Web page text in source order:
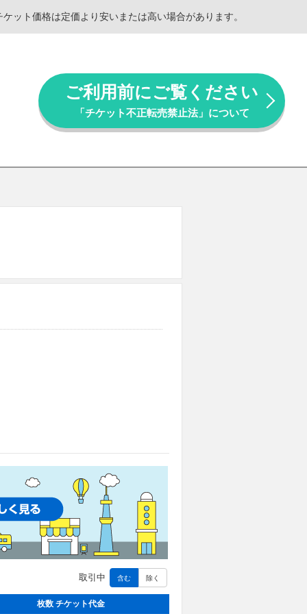
ット価格は定価より安いまたは高い場合があります。
ご利用前にご覧ください
「チケット不正転売禁止法」について
取引中 含む 除く
枚数 チケット代金